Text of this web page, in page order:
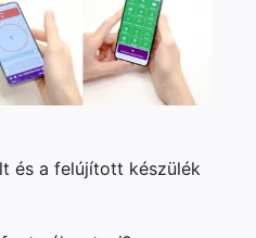
és a felújított készülék